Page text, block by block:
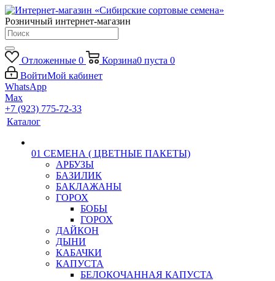
Розничный интернет-магазин
Отложенные 0 Корзина0 пуста 0
ВойтиМой кабинет
WhatsApp
Max
+7 (923) 775-72-33
Каталог
01 СЕМЕНА ( ЦВЕТНЫЕ ПАКЕТЫ)
АРБУЗЫ
БАЗИЛИК
БАКЛАЖАНЫ
ГОРОХ
БОБЫ
ГОРОХ
ДАЙКОН
ДЫНИ
КАБАЧКИ
КАПУСТА
БЕЛОКОЧАННАЯ КАПУСТА